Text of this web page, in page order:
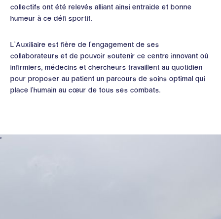
collectifs ont été relevés alliant ainsi entraide et bonne
humeur à ce défi sportif.
L’Auxiliaire est fière de l’engagement de ses
collaborateurs et de pouvoir soutenir ce centre innovant où
infirmiers, médecins et chercheurs travaillent au quotidien
pour proposer au patient un parcours de soins optimal qui
place l’humain au cœur de tous ses combats.
>